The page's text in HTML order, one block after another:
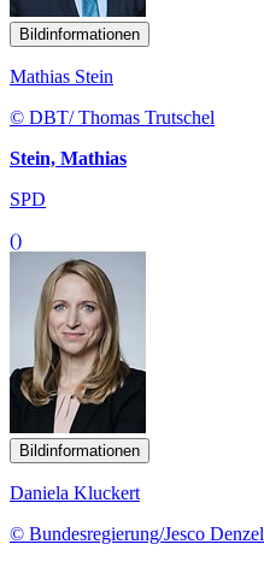
Bildinformationen
Mathias Stein
© DBT/ Thomas Trutschel
Stein, Mathias
SPD
()
Bildinformationen
Daniela Kluckert
© Bundesregierung/Jesco Denzel